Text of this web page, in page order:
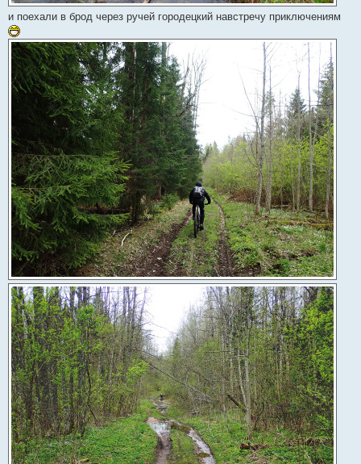
и поехали в брод через ручей городецкий навстречу приключениям